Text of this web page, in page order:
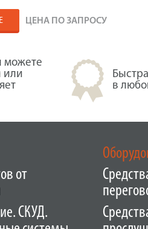
ЦЕНА ПО ЗАПРОСУ
можете
или
в
от
СКУД.